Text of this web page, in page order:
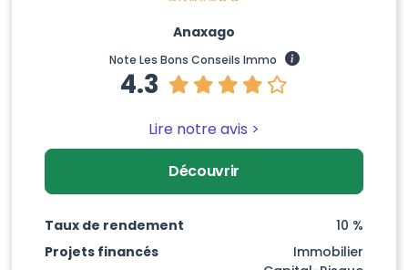
Anaxago
Note Les Bons Conseils Immo
4.3
Taux de rendement
10 %
Projets financés
Immobilier
Découvrir
Lire notre avis >